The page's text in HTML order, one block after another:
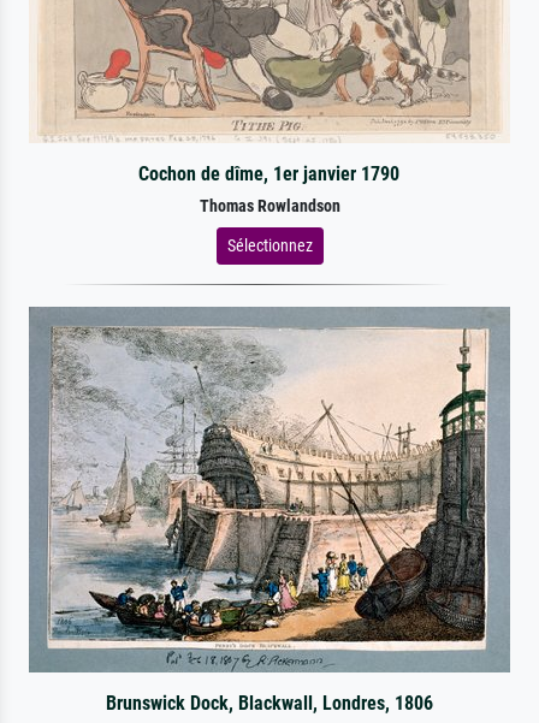
Cochon de dîme, 1er janvier 1790
Thomas Rowlandson
Sélectionnez
Brunswick Dock, Blackwall, Londres, 1806